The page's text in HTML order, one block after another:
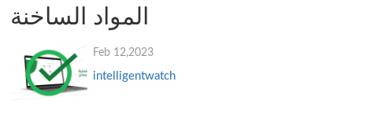
المواد الساخنة
Feb 12,2023
intelligentwatch